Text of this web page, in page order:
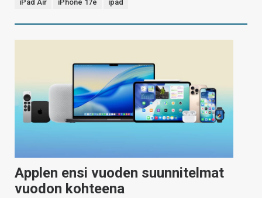
iPad Air iPhone 17e ipad
Applen ensi vuoden suunnitelmat
vuodon kohteena